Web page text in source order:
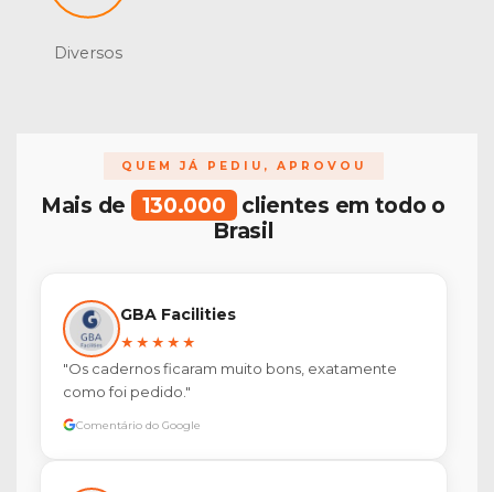
Diversos
QUEM JÁ PEDIU, APROVOU
Mais de 130.000
clientes em todo o
Brasil
GBA Facilities
★★★★★
"Os cadernos ficaram muito bons, exatamente
como foi pedido."
Comentário do Google